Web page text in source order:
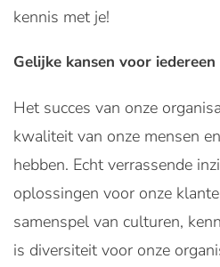
kennis met je!
Gelijke kansen voor iedereen
Het succes van onze
kwaliteit van onze mensen
hebben. Echt verrassende
oplossingen voor onze
samenspel van culturen,
is diversiteit voor onze